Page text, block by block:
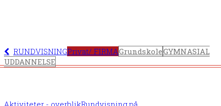
RUNDVISNINGPrivat/ FIRMAGrundskoleGYMNASIAL
UDDANNELSE